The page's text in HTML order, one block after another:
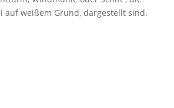
auf weißem Grund, dargestellt sind.